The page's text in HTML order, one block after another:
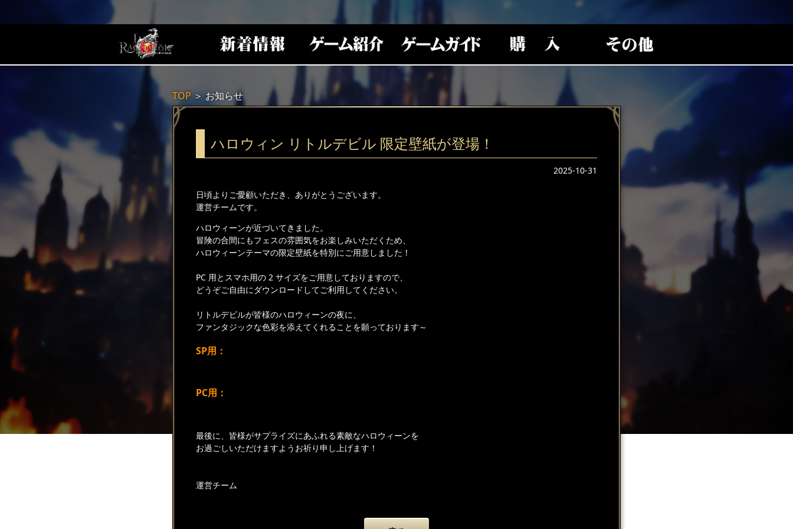
TOP＞お知らせ
ハロウィン リトルデビル 限定壁紙が登場！
2025-10-31
日頃よりご愛顧いただき、ありがとうございます。
運営チームです。
ハロウィーンが近づいてきました。
冒険の合間にもフェスの雰囲気をお楽しみいただくため、
ハロウィーンテーマの限定壁紙を特別にご用意しました！
PC 用とスマホ用の 2 サイズをご用意しておりますので、
どうぞご自由にダウンロードしてご利用してください。
リトルデビルが皆様のハロウィーンの夜に、
ファンタジックな色彩を添えてくれることを願っております～
SP用：
PC用：
最後に、皆様がサプライズにあふれる素敵なハロウィーンを
お過ごしいただけますようお祈り申し上げます！
運営チーム